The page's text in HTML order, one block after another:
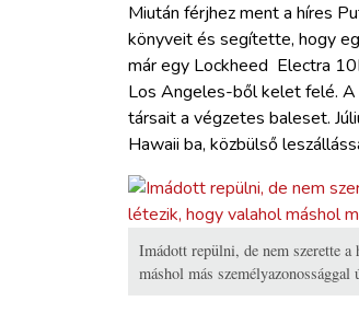
Miután férjhez ment a híres
könyveit és segítette, hogy
már egy Lockheed Electra
Los Angeles-ből kelet felé.
társait a végzetes baleset.
Hawaii ba, közbülső
Imádott repülni, de nem szerette
máshol más személyazonossággal